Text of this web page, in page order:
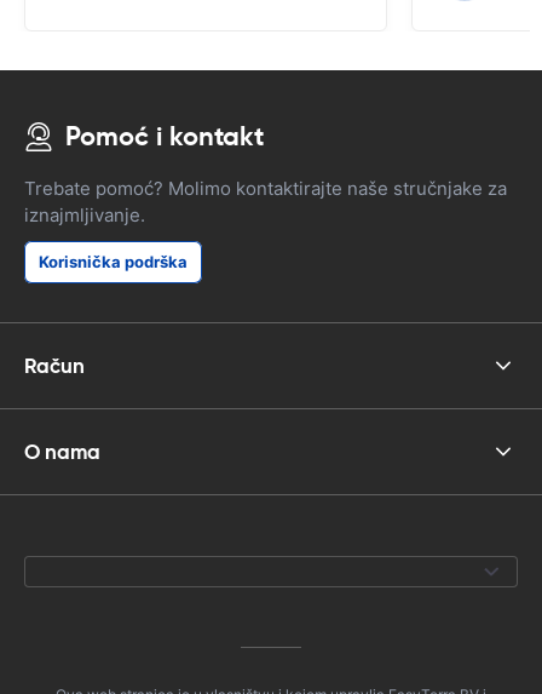
Pomoć i kontakt
Trebate pomoć? Molimo kontaktirajte naše stručnjake za
iznajmljivanje.
Korisnička podrška
Račun
O nama